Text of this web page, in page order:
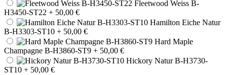
Fleetwood Weiss B-
H3450-ST22 + 50,00 €
Hamilton Eiche Natur
B-H3303-ST10 + 50,00 €
Hard Maple
Champagne B-H3860-ST9 + 50,00 €
Hickory Natur B-H3730-
ST10 + 50,00 €